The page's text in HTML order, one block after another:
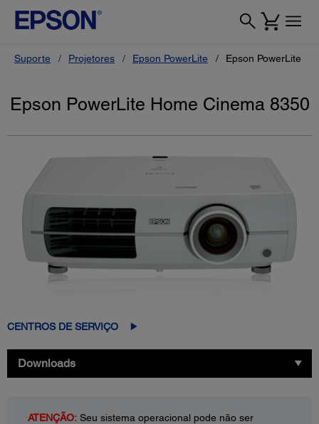
Suporte Projetores Epson PowerLite Epson PowerLite
Epson PowerLite Home Cinema 8350
CENTROS DE SERVIÇO
Downloads
ATENÇÃO: Seu sistema operacional pode não ser